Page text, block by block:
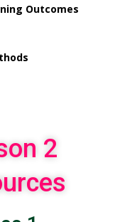
Outcomes
2